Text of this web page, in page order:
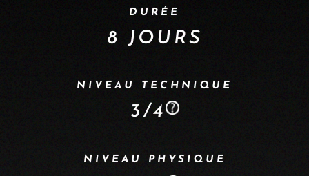
DURÉE
8 JOURS
NIVEAU TECHNIQUE
3/4
NIVEAU PHYSIQUE